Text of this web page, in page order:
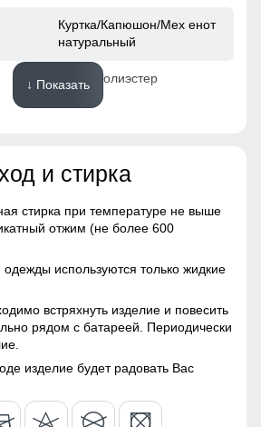
Роскошная отделка из
куртке изысканный вид и
морозные дни. Съемная
образу и смотрится
при любой погоде
10000мм обеспечит
от дождя. Мембранные
сухость и комфорт, позволяя
63
Куртка/Капюшон/Мех енот
натуральный
100% Полиэстер
Мембранные материалы,
Натуральные материалы,
Тефлон, Болонь,
Экологичные материалы
100% полиэстер
100% полиэстер
Тинсулейт
плотная
↓ Показать
и стирка
стирка при температуре не выше
отжим (не более 600
одежды используются только жидкие
встряхнуть изделие и повесить
рядом с батареей. Периодически
изделие будет радовать Вас